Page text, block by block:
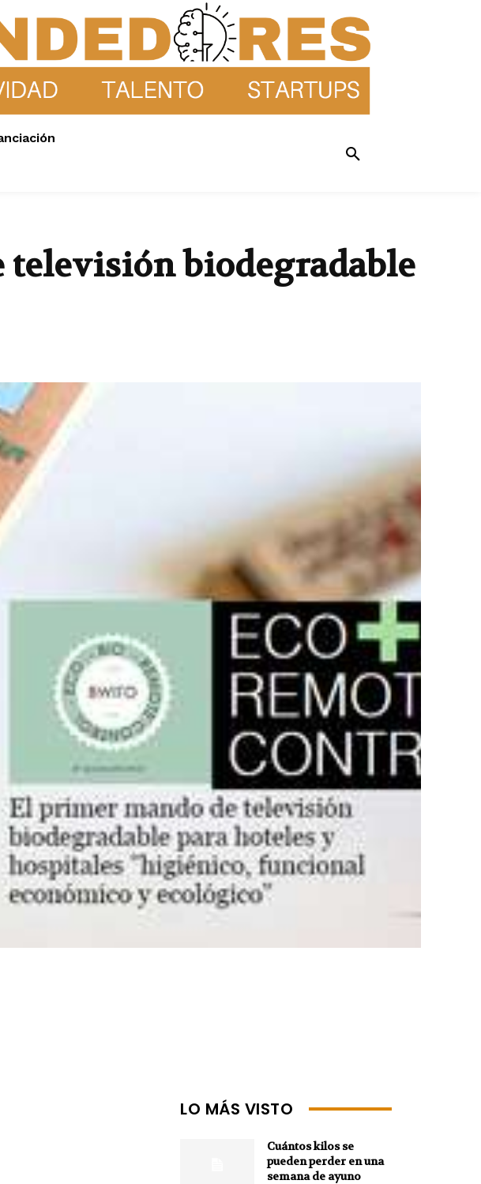
televisión biodegradable
LO MÁS VISTO
Cuántos kilos se
pueden perder en una
semana de ayuno